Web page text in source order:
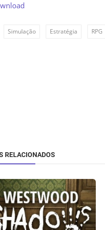
Simulação Estratégia RPG
RELACIONADOS